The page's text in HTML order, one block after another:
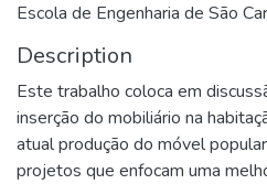
Escola de Engenharia de São
Description
Este trabalho coloca em
inserção do mobiliário na
atual produção do móvel
projetos que enfocam uma